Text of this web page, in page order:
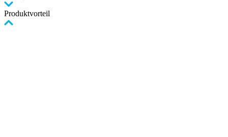
Produktvorteil